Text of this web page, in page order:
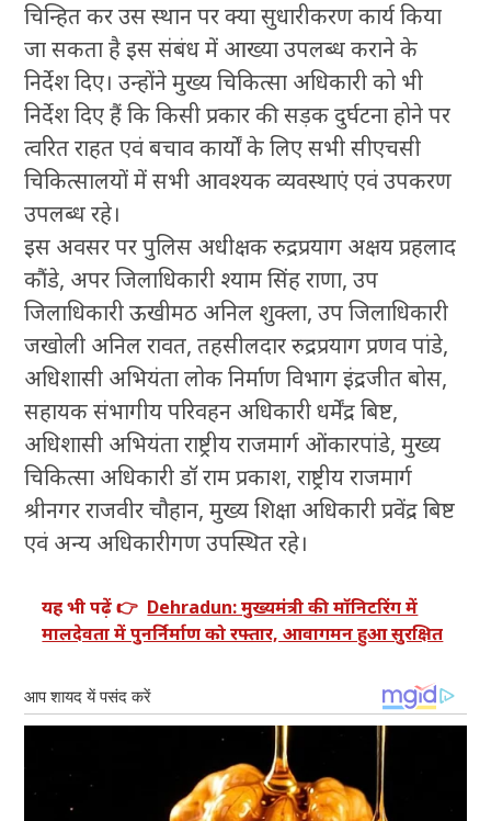
चिन्हित कर उस स्थान पर क्या सुधारीकरण कार्य किया
जा सकता है इस संबंध में आख्या उपलब्ध कराने के
निर्देश दिए। उन्होंने मुख्य चिकित्सा अधिकारी को भी
निर्देश दिए हैं कि किसी प्रकार की सड़क दुर्घटना होने पर
त्वरित राहत एवं बचाव कार्यों के लिए सभी सीएचसी
चिकित्सालयों में सभी आवश्यक व्यवस्थाएं एवं उपकरण
उपलब्ध रहे।
इस अवसर पर पुलिस अधीक्षक रुद्रप्रयाग अक्षय प्रहलाद
कौंडे, अपर जिलाधिकारी श्याम सिंह राणा, उप
जिलाधिकारी ऊखीमठ अनिल शुक्ला, उप जिलाधिकारी
जखोली अनिल रावत, तहसीलदार रुद्रप्रयाग प्रणव पांडे,
अधिशासी अभियंता लोक निर्माण विभाग इंद्रजीत बोस,
सहायक संभागीय परिवहन अधिकारी धर्मेंद्र बिष्ट,
अधिशासी अभियंता राष्ट्रीय राजमार्ग ओंकारपांडे, मुख्य
चिकित्सा अधिकारी डॉ राम प्रकाश, राष्ट्रीय राजमार्ग
श्रीनगर राजवीर चौहान, मुख्य शिक्षा अधिकारी प्रवेंद्र बिष्ट
एवं अन्य अधिकारीगण उपस्थित रहे।
यह भी पढ़ें 👉 Dehradun: मुख्यमंत्री की मॉनिटरिंग में
मालदेवता में पुनर्निर्माण को रफ्तार, आवागमन हुआ सुरक्षित